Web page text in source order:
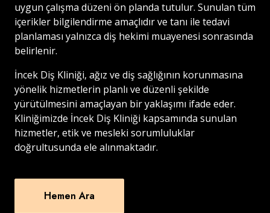
uygun çalışma düzeni ön planda tutulur. Sunulan tüm
içerikler bilgilendirme amaçlıdır ve tanı ile tedavi
planlaması yalnızca diş hekimi muayenesi sonrasında
belirlenir.
İncek Diş Kliniği, ağız ve diş sağlığının korunmasına
yönelik hizmetlerin planlı ve düzenli şekilde
yürütülmesini amaçlayan bir yaklaşımı ifade eder.
Kliniğimizde İncek Diş Kliniği kapsamında sunulan
hizmetler, etik ve mesleki sorumluluklar
doğrultusunda ele alınmaktadır.
Hemen Ara